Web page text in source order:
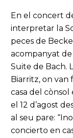
En el concert de
interpretar la
peces de
acompanyat de
Suite de Bach.
Biarritz, on
casa del cònsol
el 12 d’agost
al seu pare:
concierto en